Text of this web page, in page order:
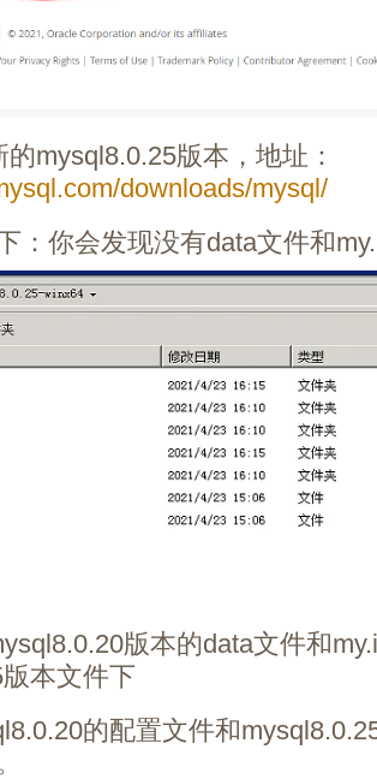
mysql8.0.25版本，地址：
downloads/mysql/
：你会发现没有data文件和
版本的data文件和
本文件下
的配置文件和